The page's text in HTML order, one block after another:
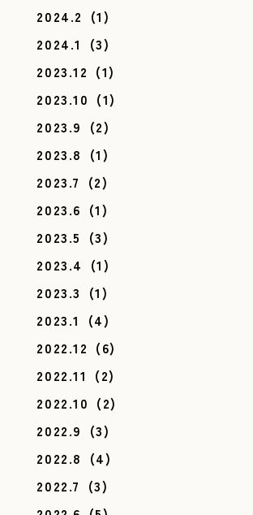
2024.2 (1)
2024.1
(3)
2023.12 (1)
2023.10 (1)
2023.9 (2)
2023.8 (1)
2023.7 (2)
2023.6 (1)
2023.5 (3)
2023.4 (1)
2023.3 (1)
2023.1
(4)
2022.12 (6)
2022.11 (2)
2022.10 (2)
2022.9 (3)
2022.8 (4)
2022.7 (3)